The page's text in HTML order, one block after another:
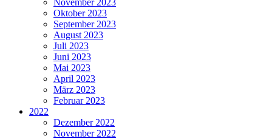
Oktober 2023
September 2023
August 2023
Juli 2023
Juni 2023
Mai 2023
April 2023
März 2023
Februar 2023
2022
Dezember 2022
November 2022